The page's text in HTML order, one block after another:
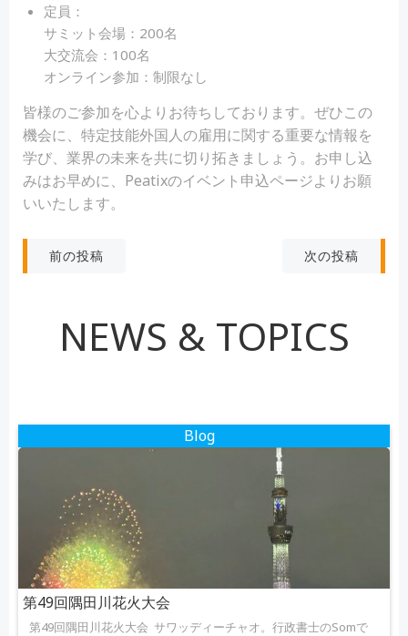
定員：
サミット会場：200名
大交流会：100名
オンライン参加：制限なし
皆様のご参加を心よりお待ちしております。ぜひこの
機会に、特定技能外国人の雇用に関する重要な情報を
学び、業界の未来を共に切り拓きましょう。お申し込
みはお早めに、Peatixのイベント申込ページよりお願
いいたします。
投
ゲ
シ
ョ
ン
前の投稿
ナ
ゲ
ン
次の投稿
NEWS & TOPICS
Blog
第49回隅田川花火大会
第49回隅田川花火大会 サワッディーチャオ。行政書士のSomで